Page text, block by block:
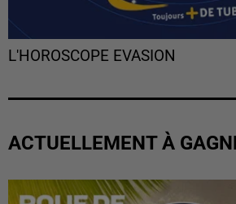
L'HOROSCOPE EVASION
ACTUELLEMENT À